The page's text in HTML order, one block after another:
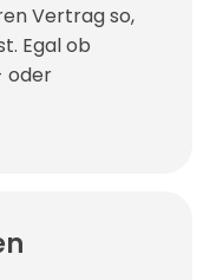
Vertrag so,
Egal ob
oder